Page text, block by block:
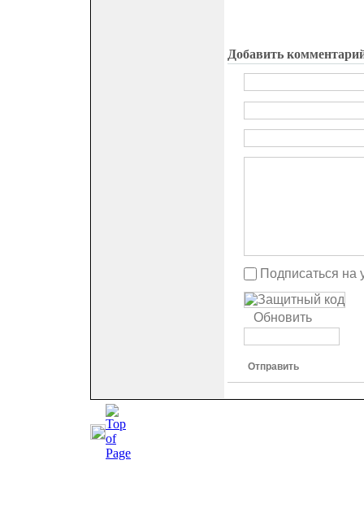
Добавить
Подписаться
Обновить
Отправить